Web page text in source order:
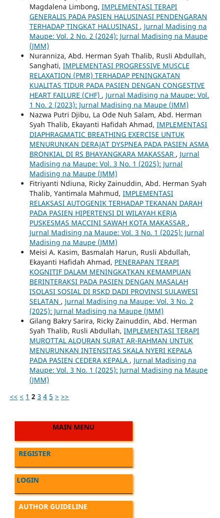
Magdalena Limbong, IMPLEMENTASI TERAPI
GENERALIS PADA PASIEN HALUSINASI PENDENGARAN
TERHADAP TINGKAT HALUSINASI , Jurnal Madising na
Maupe: Vol. 2 No. 2 (2024): Jurnal Madising na Maupe
(JMM)
Nuranniza, Abd. Herman Syah Thalib, Rusli Abdullah,
Sanghati, IMPLEMENTASI PROGRESSIVE MUSCLE
RELAXATION (PMR) TERHADAP PENINGKATAN
KUALITAS TIDUR PADA PASIEN DENGAN CONGESTIVE
HEART FAILURE (CHF) , Jurnal Madising na Maupe: Vol.
1 No. 2 (2023): Jurnal Madising na Maupe (JMM)
Nazwa Putri Djibu, La Ode Nuh Salam, Abd. Herman
Syah Thalib, Ekayanti Hafidah Ahmad, IMPLEMENTASI
DIAPHRAGMATIC BREATHING EXERCISE UNTUK
MENURUNKAN DERAJAT DYSPNEA PADA PASIEN ASMA
BRONKIAL DI RS BHAYANGKARA MAKASSAR , Jurnal
Madising na Maupe: Vol. 3 No. 1 (2025): Jurnal
Madising na Maupe (JMM)
Fitriyanti Ndiuna, Ricky Zainuddin, Abd. Herman Syah
Thalib, Yantimala Mahmud, IMPLEMENTASI
RELAKSASI AUTOGENIK TERHADAP TEKANAN DARAH
PADA PASIEN HIPERTENSI DI WILAYAH KERJA
PUSKESMAS MACCINI SAWAH KOTA MAKASSAR ,
Jurnal Madising na Maupe: Vol. 3 No. 1 (2025): Jurnal
Madising na Maupe (JMM)
Meisi A. Kasim, Basmalah Harun, Rusli Abdullah,
Ekayanti Hafidah Ahmad, PENERAPAN TERAPI
KOGNITIF DALAM MENINGKATKAN KEMAMPUAN
BERINTERAKSI PADA PASIEN DENGAN MASALAH
ISOLASI SOSIAL DI RSKD DADI PROVINSI SULAWESI
SELATAN , Jurnal Madising na Maupe: Vol. 3 No. 2
(2025): Jurnal Madising na Maupe (JMM)
Gilang Bakry Sarira, Ricky Zainuddin, Abd. Herman
Syah Thalib, Rusli Abdullah, IMPLEMENTASI TERAPI
MUROTTAL ALQURAN SURAT AR-RAHMAN UNTUK
MENURUNKAN INTENSITAS SKALA NYERI KEPALA
PADA PASIEN CEDERA KEPALA , Jurnal Madising na
Maupe: Vol. 3 No. 1 (2025): Jurnal Madising na Maupe
(JMM)
<< < 1 2 3 4 5 > >>
MAIN MENU
REGISTER
LOGIN
AUTHOR GUIDELINE